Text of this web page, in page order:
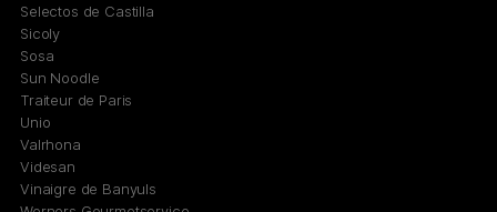
Selectos de Castilla
Sicoly
Sosa
Sun Noodle
Traiteur de Paris
Unio
Valrhona
Videsan
Vinaigre de Banyuls